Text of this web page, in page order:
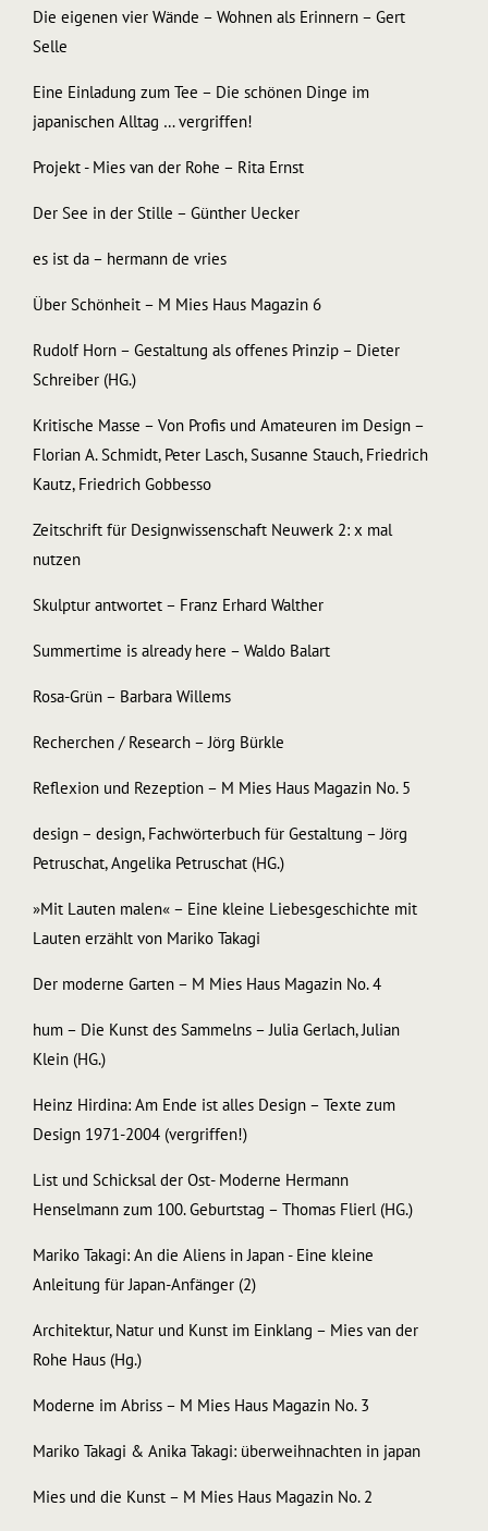
Die eigenen vier Wände – Wohnen als Erinnern – Gert
Selle
Eine Einladung zum Tee – Die schönen Dinge im
japanischen Alltag … vergriffen!
Projekt - Mies van der Rohe – Rita Ernst
Der See in der Stille – Günther Uecker
es ist da – hermann de vries
Über Schönheit – M Mies Haus Magazin 6
Rudolf Horn – Gestaltung als offenes Prinzip – Dieter
Schreiber (HG.)
Kritische Masse – Von Profis und Amateuren im Design –
Florian A. Schmidt, Peter Lasch, Susanne Stauch, Friedrich
Kautz, Friedrich Gobbesso
Zeitschrift für Designwissenschaft Neuwerk 2: x mal
nutzen
Skulptur antwortet – Franz Erhard Walther
Summertime is already here – Waldo Balart
Rosa-Grün – Barbara Willems
Recherchen / Research – Jörg Bürkle
Reflexion und Rezeption – M Mies Haus Magazin No. 5
design − design, Fachwörterbuch für Gestaltung – Jörg
Petruschat, Angelika Petruschat (HG.)
»Mit Lauten malen« – Eine kleine Liebesgeschichte mit
Lauten erzählt von Mariko Takagi
Der moderne Garten – M Mies Haus Magazin No. 4
hum – Die Kunst des Sammelns – Julia Gerlach, Julian
Klein (HG.)
Heinz Hirdina: Am Ende ist alles Design – Texte zum
Design 1971-2004 (vergriffen!)
List und Schicksal der Ost- Moderne Hermann
Henselmann zum 100. Geburtstag – Thomas Flierl (HG.)
Mariko Takagi: An die Aliens in Japan - Eine kleine
Anleitung für Japan-Anfänger (2)
Architektur, Natur und Kunst im Einklang – Mies van der
Rohe Haus (Hg.)
Moderne im Abriss – M Mies Haus Magazin No. 3
Mariko Takagi & Anika Takagi: überweihnachten in japan
Mies und die Kunst – M Mies Haus Magazin No. 2